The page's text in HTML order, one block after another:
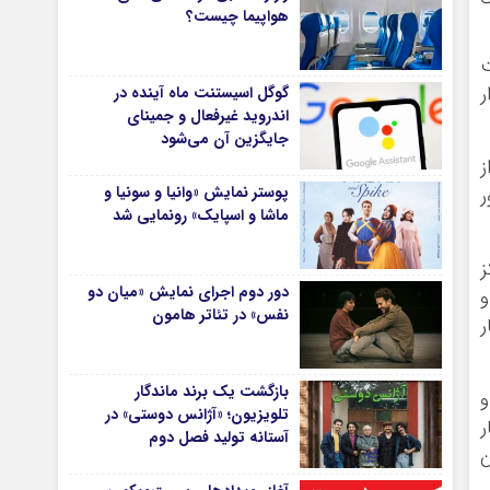
هواپیما چیست؟
گوگل اسیستنت ماه آینده در
اندروید غیرفعال و جمینای
جایگزین آن می‌شود
پوستر نمایش «وانیا و سونیا و
ماشا و اسپایک» رونمایی شد
دور دوم اجرای نمایش «میان دو
نفس» در تئاتر هامون
بازگشت یک برند ماندگار
تلویزیون؛ «آژانس دوستی» در
آستانه تولید فصل دوم